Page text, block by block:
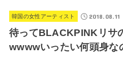
韓国の女性アーティスト 2018.08.11
待ってBLACKPINKリサ
wwwwいったい何頭身な